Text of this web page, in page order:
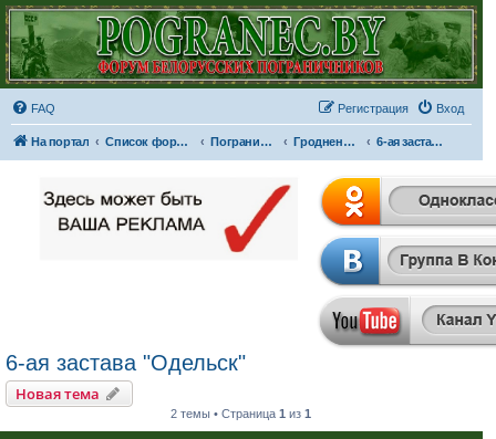
FAQ Вход
Регистрация
На портал Список форумов Пограничные отряды и части Гродненская пограничная группа 6-ая застава "Одельск"
6-ая застава "Одельск"
Новая тема
2 темы • Страница1 из1